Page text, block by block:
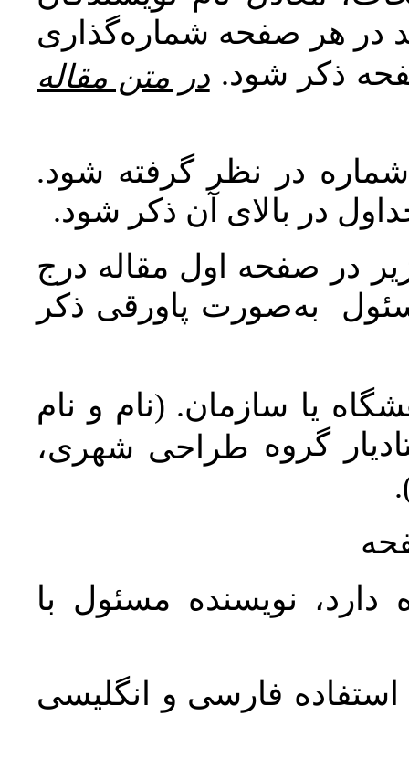
در هر صفحه شماره‌گذاری
ذکر شود. در متن مقاله
در نظر گرفته شود.
در بالای آن ذکر شود.
در صفحه اول مقاله درج
به‌صورت پاورقی ذکر
یا سازمان. (نام و نام
گروه طراحی شهری،
نویسنده مسئول با
استفاده فارسی و انگلیسی